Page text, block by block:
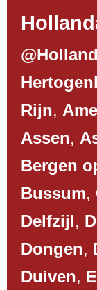
Rijn,
Assen,
Bergen
Bussum,
Delfzijl,
Dongen,
Duiven,